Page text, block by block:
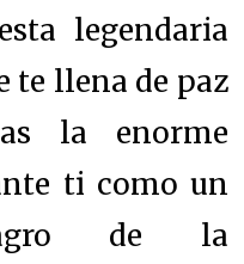
legendaria
te llena de paz
la enorme
ti como un
de la